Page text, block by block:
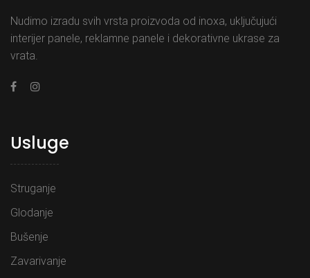
Nudimo izradu svih vrsta proizvoda od inoxa, uključujući
interijer panele, reklamne panele i dekorativne ukrase za
vrata.
Usluge
Struganje
Glodanje
Bušenje
Zavarivanje